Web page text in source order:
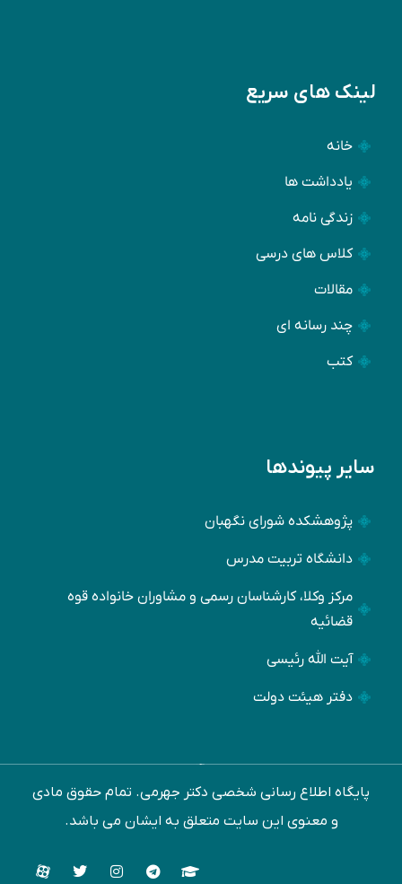
لینک های سریع
خانه
یادداشت ها
زندگی نامه
کلاس های درسی
مقالات
چند رسانه ای
کتب
سایر پیوندها
پژوهشکده شورای نگهبان
دانشگاه تربیت مدرس
مرکز وکلا، کارشناسان رسمی و مشاوران خانواده قوه
قضائیه
آیت الله رئیسی
دفتر هیئت دولت
ﭘﺎﯾﮕﺎه اﻃﻼع رﺳﺎﻧﯽ ﺷﺨﺼﯽ دﮐﺘﺮ ﺟﻬﺮﻣﯽ. ﺗﻤﺎم ﺣﻘﻮق ﻣﺎدی
و ﻣﻌﻨﻮی اﯾﻦ ﺳﺎﯾﺖ ﻣﺘﻌﻠﻖ ﺑﻪ اﯾﺸﺎن ﻣﯽ ﺑﺎﺷﺪ.